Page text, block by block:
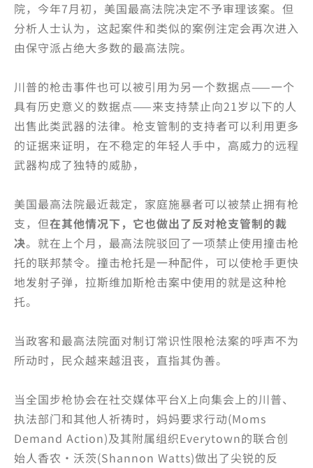
院，今年7月初，美国最高法院决定不予审理该案。但
分析人士认为，这起案件和类似的案例注定会再次进入
由保守派占绝大多数的最高法院。
川普的枪击事件也可以被引用为另一个数据点——一个
具有历史意义的数据点——来支持禁止向21岁以下的人
出售此类武器的法律。枪支管制的支持者可以利用更多
的证据来证明，在不稳定的年轻人手中，高威力的远程
武器构成了独特的威胁，
美国最高法院最近裁定，家庭施暴者可以被禁止拥有枪
支，但在其他情况下，它也做出了反对枪支管制的裁
决。就在上个月，最高法院驳回了一项禁止使用撞击枪
托的联邦禁令。撞击枪托是一种配件，可以使枪手更快
地发射子弹，拉斯维加斯枪击案中使用的就是这种枪
托。
当政客和最高法院面对制订常识性限枪法案的呼声不为
所动时，民众越来越沮丧，直指其伪善。
当全国步枪协会在社交媒体平台X上向集会上的川普、
执法部门和其他人祈祷时，妈妈要求行动(Moms
Demand Action)及其附属组织Everytown的联合创
始人香农·沃茨(Shannon Watts)做出了尖锐的反